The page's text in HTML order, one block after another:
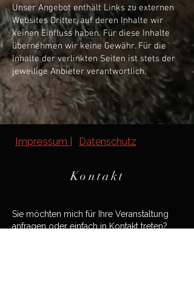
Unser Angebot enthält Links zu externen
Websites Dritter, auf deren Inhalte wir
keinen Einfluss haben. Für diese Inhalte
übernehmen wir keine Gewähr. Für die
Inhalte der verlinkten Seiten ist stets der
jeweilige Anbieter verantwortlich.
Impressum | Datenschutz
Kontakt
Sie möchten mich für Ihre Veranstaltung
anfragen oder einfach in Kontakt treten?